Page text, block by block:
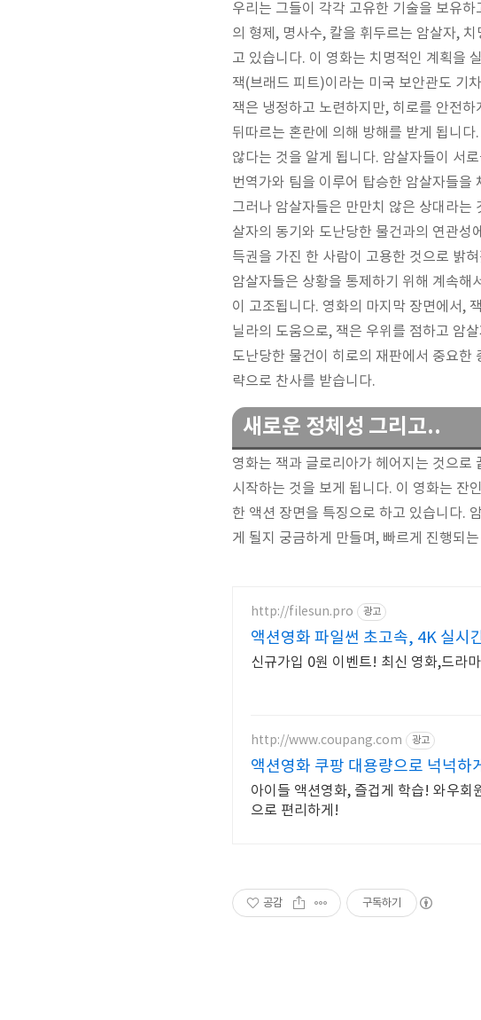
우리는 그들이 각각 고유한 기술을 보유
의 형제, 명사수, 칼을 휘두르는 암살자,
고 있습니다. 이 영화는 치명적인 계획을
잭(브래드 피트)이라는 미국 보안관도 기
잭은 냉정하고 노련하지만, 히로를 안전
뒤따르는 혼란에 의해 방해를 받게 됩니
않다는 것을 알게 됩니다. 암살자들이 서
번역가와 팀을 이루어 탑승한 암살자들을
그러나 암살자들은 만만치 않은 상대라는
살자의 동기와 도난당한 물건과의 연관성
득권을 가진 한 사람이 고용한 것으로 밝
암살자들은 상황을 통제하기 위해 계속해
이 고조됩니다. 영화의 마지막 장면에서,
닐라의 도움으로, 잭은 우위를 점하고 암
도난당한 물건이 히로의 재판에서 중요한
략으로 찬사를 받습니다.
새로운 정체성 그리고..
영화는 잭과 글로리아가 헤어지는 것으로
시작하는 것을 보게 됩니다. 이 영화는 잔
한 액션 장면을 특징으로 하고 있습니다.
게 될지 궁금하게 만들며, 빠르게 진행되
http://filesun.pro 광고
액션영화 파일썬 초고속, 4K 실시
신규가입 0원 이벤트! 최신 영화,드라
http://www.coupang.com 광고
액션영화 쿠팡 대용량으로 넉넉하게
아이들 액션영화, 즐겁게 학습! 와우회
으로 편리하게!
공감 구독하기